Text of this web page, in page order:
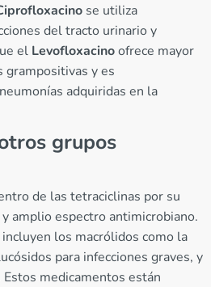
se utiliza
del tracto urinario y
el Levofloxacinoofrece mayor
grampositivas y es
adquiridas en la
grupos
de las tetraciclinas por su
amplio espectro antimicrobiano.
los macrólidos como la
para infecciones graves, y
medicamentos están